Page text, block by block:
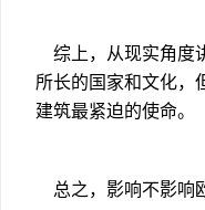
综上，从现实角度
所长的国家和文化，
建筑最紧迫的使命。
总之，影响不影响